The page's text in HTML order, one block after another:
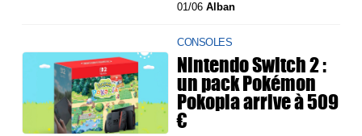
01/06Alban
CONSOLES
Nintendo Switch 2 :
un pack Pokémon
Pokopia arrive à 509
€